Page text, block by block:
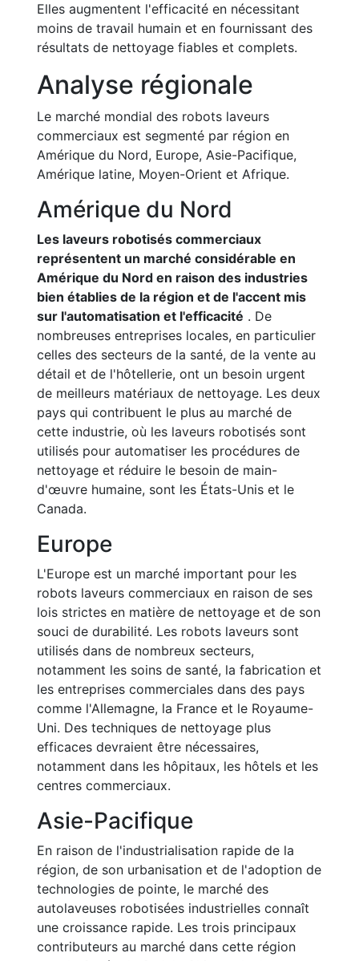
Elles augmentent l'efficacité en nécessitant
moins de travail humain et en fournissant des
résultats de nettoyage fiables et complets.
Analyse régionale
Le marché mondial des robots laveurs
commerciaux est segmenté par région en
Amérique du Nord, Europe, Asie-Pacifique,
Amérique latine, Moyen-Orient et Afrique.
Amérique du Nord
Les laveurs robotisés commerciaux
représentent un marché considérable en
Amérique du Nord en raison des industries
bien établies de la région et de l'accent mis
sur l'automatisation et l'efficacité . De
nombreuses entreprises locales, en particulier
celles des secteurs de la santé, de la vente au
détail et de l'hôtellerie, ont un besoin urgent
de meilleurs matériaux de nettoyage. Les deux
pays qui contribuent le plus au marché de
cette industrie, où les laveurs robotisés sont
utilisés pour automatiser les procédures de
nettoyage et réduire le besoin de main-
d'œuvre humaine, sont les États-Unis et le
Canada.
Europe
L'Europe est un marché important pour les
robots laveurs commerciaux en raison de ses
lois strictes en matière de nettoyage et de son
souci de durabilité. Les robots laveurs sont
utilisés dans de nombreux secteurs,
notamment les soins de santé, la fabrication et
les entreprises commerciales dans des pays
comme l'Allemagne, la France et le Royaume-
Uni. Des techniques de nettoyage plus
efficaces devraient être nécessaires,
notamment dans les hôpitaux, les hôtels et les
centres commerciaux.
Asie-Pacifique
En raison de l'industrialisation rapide de la
région, de son urbanisation et de l'adoption de
technologies de pointe, le marché des
autolaveuses robotisées industrielles connaît
une croissance rapide. Les trois principaux
contributeurs au marché dans cette région